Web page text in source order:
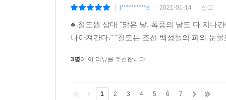
j**********e 2021-01-14 신고
♣ 철도원 삼대 "맑은 날, 폭풍의 날도 다 지나
나아져간다." "철도는 조선 백성들의 피와 눈
3명이 이 리뷰를 추천합니다.
1 2 3 4 5 6 7